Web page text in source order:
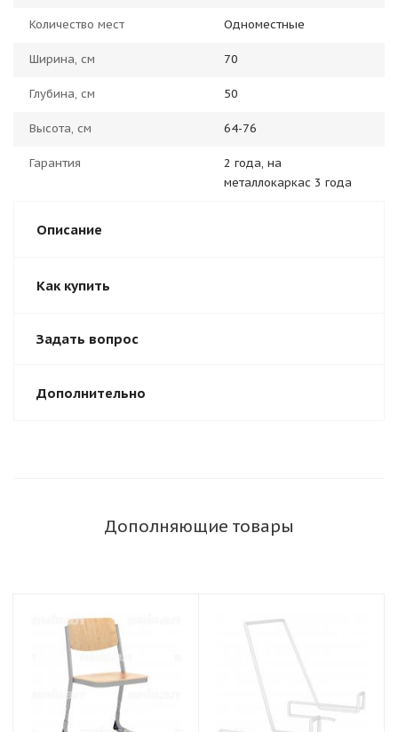
Количество мест Одноместные
Ширина, см 70
Глубина, см 50
Высота, см 64-76
Гарантия
2 года, на
металлокаркас 3 года
Описание
Как купить
Задать вопрос
Дополнительно
Дополняющие товары